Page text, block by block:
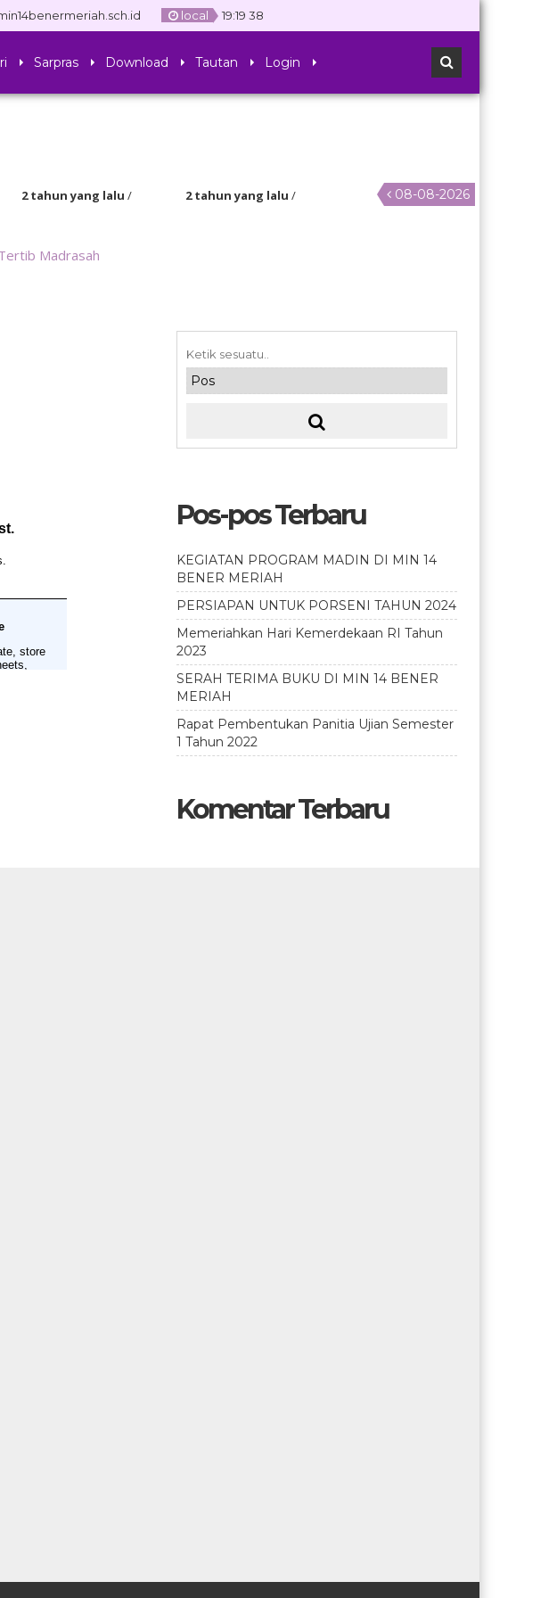
local 19:19 38
Sarpras Download Tautan Login
08-08-2026
2 tahun yang lalu/ 2 tahun yang lalu/
Madrasah
Pos-pos Terbaru
KEGIATAN PROGRAM MADIN DI MIN 14
BENER MERIAH
PERSIAPAN UNTUK PORSENI TAHUN 2024
Memeriahkan Hari Kemerdekaan RI Tahun
2023
SERAH TERIMA BUKU DI MIN 14 BENER
MERIAH
Rapat Pembentukan Panitia Ujian Semester
1 Tahun 2022
Komentar Terbaru